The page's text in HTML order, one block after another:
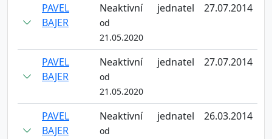
PAVEL
BAJER
Neaktivní
od
21.05.2020
jednatel 27.07.2014
PAVEL
BAJER
Neaktivní
od
21.05.2020
jednatel 27.07.2014
PAVEL
BAJER
Neaktivní
od
jednatel 26.03.2014